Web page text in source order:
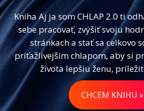
Kniha Aj ja som CHLAP 2.0 ti
sebe pracovať, zvýšiť svoju
stránkach a stať sa celkovo
príťažlivejším chlapom, aby si
života lepšiu ženu,
CHCEM KNIHU »